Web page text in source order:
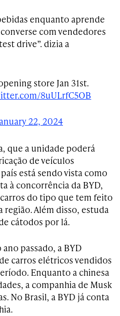
enquanto aprende
com vendedores
drive”. dizia a
store Jan 31st.
8uULrfC5OB
22, 2024
que a unidade poderá
de veículos
está sendo vista como
à concorrência da BYD,
do tipo que tem feito
região. Além disso, estuda
cátodos por lá.
passado, a BYD
carros elétricos vendidos
Enquanto a chinesa
a companhia de Musk
No Brasil, a BYD já conta